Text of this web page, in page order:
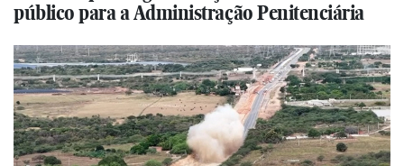
público para a Administração Penitenciária